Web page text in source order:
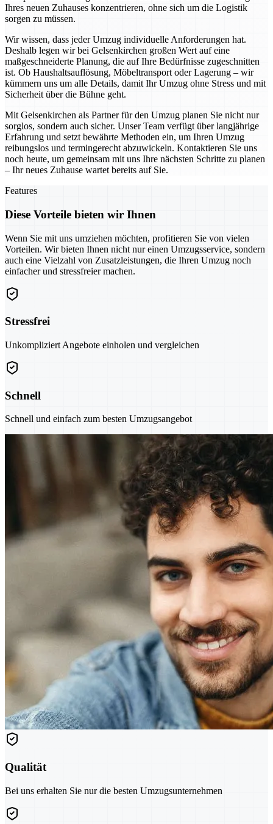
Ihres neuen Zuhauses konzentrieren, ohne sich um die Logistik
sorgen zu müssen.
Wir wissen, dass jeder Umzug individuelle Anforderungen hat.
Deshalb legen wir bei Gelsenkirchen großen Wert auf eine
maßgeschneiderte Planung, die auf Ihre Bedürfnisse zugeschnitten
ist. Ob Haushaltsauflösung, Möbeltransport oder Lagerung – wir
kümmern uns um alle Details, damit Ihr Umzug ohne Stress und mit
Sicherheit über die Bühne geht.
Mit Gelsenkirchen als Partner für den Umzug planen Sie nicht nur
sorglos, sondern auch sicher. Unser Team verfügt über langjährige
Erfahrung und setzt bewährte Methoden ein, um Ihren Umzug
reibungslos und termingerecht abzuwickeln. Kontaktieren Sie uns
noch heute, um gemeinsam mit uns Ihre nächsten Schritte zu planen
– Ihr neues Zuhause wartet bereits auf Sie.
Features
Diese Vorteile bieten wir Ihnen
Wenn Sie mit uns umziehen möchten, profitieren Sie von vielen
Vorteilen. Wir bieten Ihnen nicht nur einen Umzugsservice, sondern
auch eine Vielzahl von Zusatzleistungen, die Ihren Umzug noch
einfacher und stressfreier machen.
Stressfrei
Unkompliziert Angebote einholen und vergleichen
Schnell
Schnell und einfach zum besten Umzugsangebot
Qualität
Bei uns erhalten Sie nur die besten Umzugsunternehmen